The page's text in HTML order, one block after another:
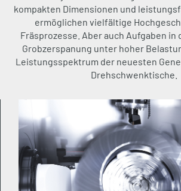
kompakten Dimensionen und
ermöglichen vielfältige
Fräsprozesse. Aber auch Aufgaben in
Grobzerspanung unter hoher
Leistungsspektrum der neuesten
Drehschwenktische.